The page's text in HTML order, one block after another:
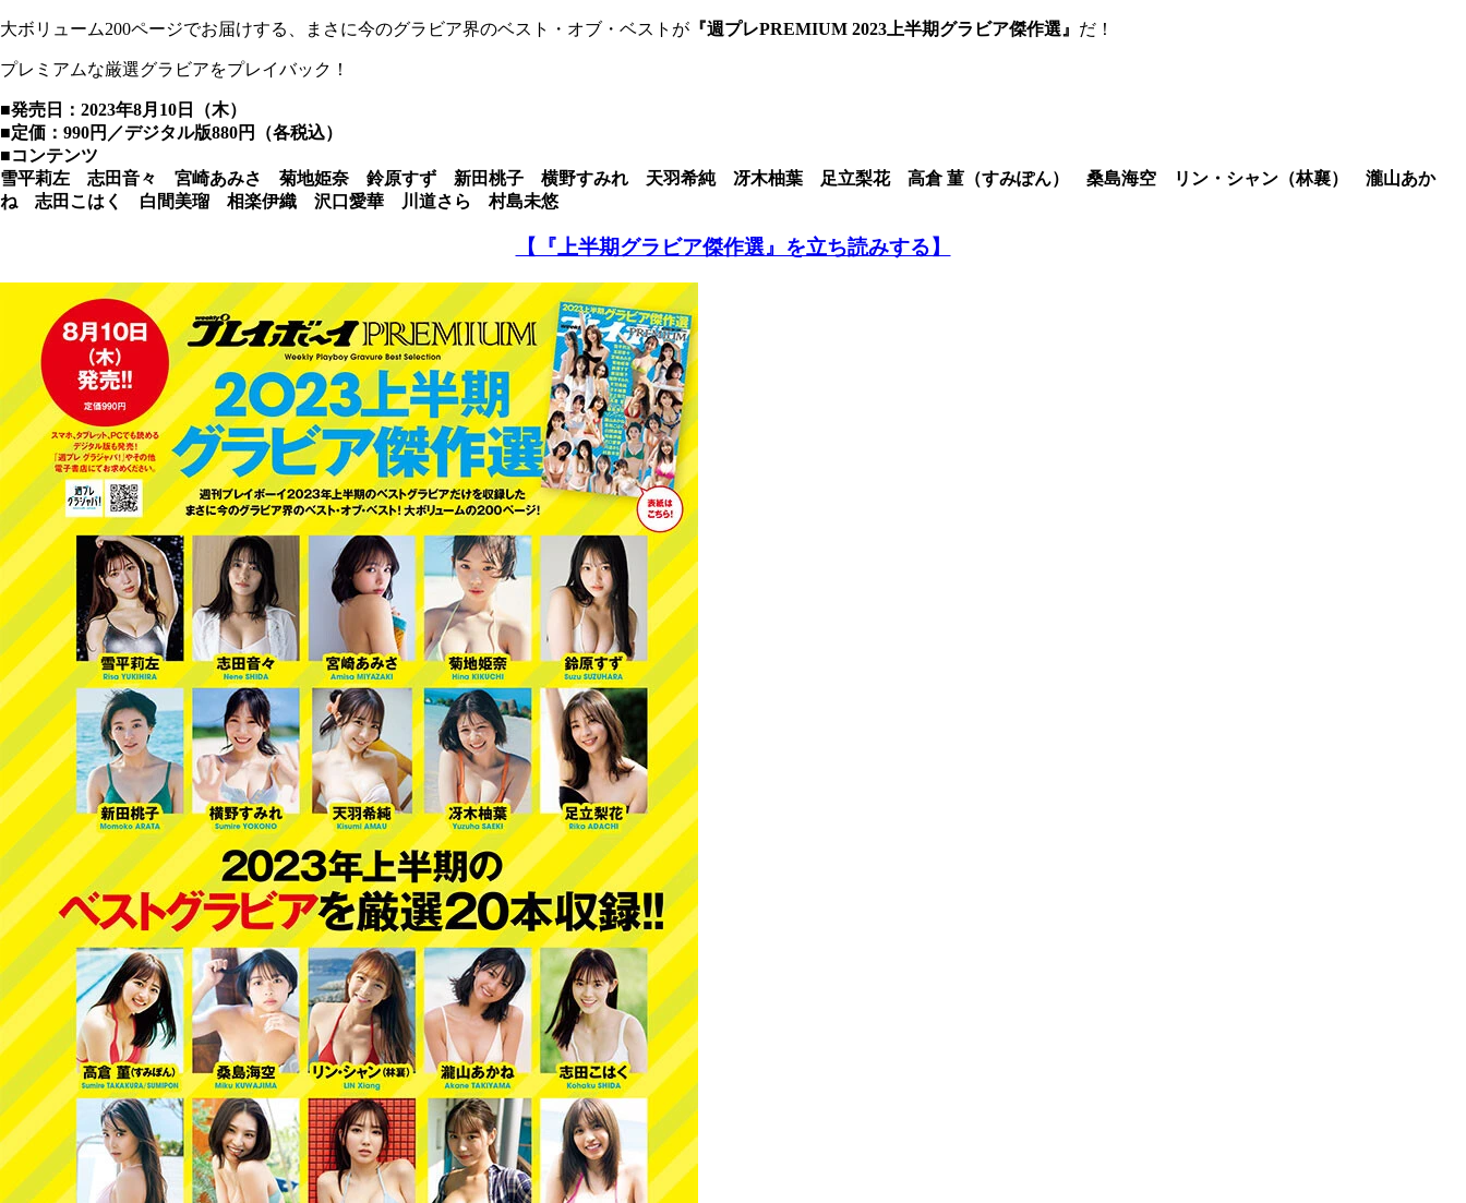
大ボリューム200ページでお届けする、まさに今のグラビア界のベスト・オブ・ベストが 『週プレPREMIUM 2023上半期グラビア傑作選』 だ！
プレミアムな厳選グラビアをプレイバック！
■発売日：2023年8月10日（木）
■定価：990円／デジタル版880円（各税込）
■コンテンツ
雪平莉左 志田音々 宮崎あみさ 菊地姫奈 鈴原すず 新田桃子 横野すみれ 天羽希純 冴木柚葉 足立梨花 高倉 菫（すみぽん） 桑島海空 リン・シャン（林襄） 瀧山あか
ね 志田こはく 白間美瑠 相楽伊織 沢口愛華 川道さら 村島未悠
【『上半期グラビア傑作選』を立ち読みする】